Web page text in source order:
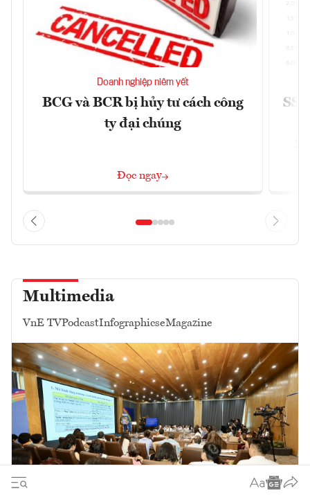
Doanh nghiệp niêm yết
BCG và BCR bị hủy tư cách công
ty đại chúng
Đọc ngay
SSI
Multimedia
VnE TVPodcastInfographicseMagazine